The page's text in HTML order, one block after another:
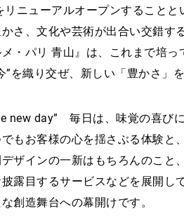
リニューアルオープンすることと
さ、文化や芸術が出合い交錯す
・パリ 青山』は、これまで培っ
”を織り交ぜ、新しい「豊かさ」
new day” 毎日は、味覚の喜び
もお客様の心を揺さぶる体験と
ザインの一新はもちろんのこと
露目するサービスなどを展開し
創造舞台への幕開けです。